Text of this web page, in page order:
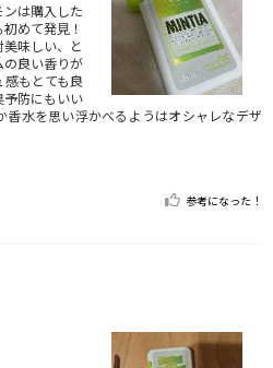
は購入した
めて発見！
味しい、と
の良い香りが
もとても良
予防にもいい
香水を思い浮かべるようはオシャレなデザ
参考になった！